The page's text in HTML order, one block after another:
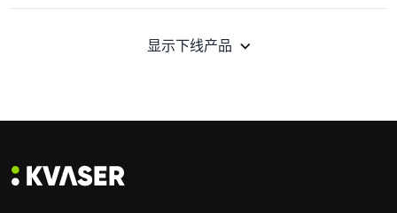
显示下线产品